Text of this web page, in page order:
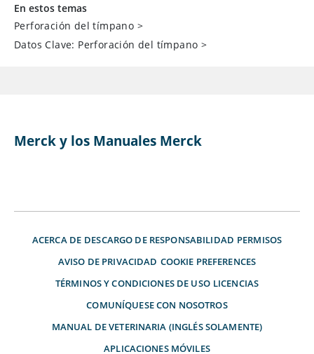
En estos temas
Perforación del tímpano >
Datos Clave: Perforación del tímpano >
Merck y los Manuales Merck
ACERCA DE DESCARGO DE RESPONSABILIDAD PERMISOS
AVISO DE PRIVACIDAD COOKIE PREFERENCES
TÉRMINOS Y CONDICIONES DE USO LICENCIAS
COMUNÍQUESE CON NOSOTROS
MANUAL DE VETERINARIA (INGLÉS SOLAMENTE)
APLICACIONES MÓVILES